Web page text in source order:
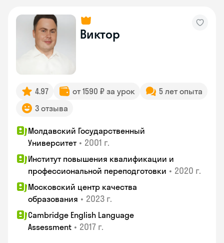
Виктор
4.97 от 1590 ₽ за урок
5 лет опыта
3 отзыва
Молдавский Государственный
Университет • 2001 г.
Институт повышения квалификации и
профессиональной переподготовки • 2020 г.
Московский центр качества
образования • 2023 г.
Cambridge English Language
Assessment • 2017 г.